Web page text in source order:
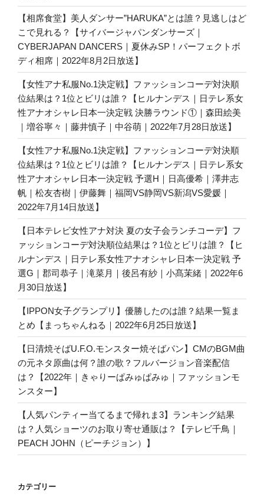
【相席食堂】美人ダンサー”HARUKA”とは誰？見逃しはど
こで見れる？【サイバージャパンダンサーズ｜
CYBERJAPAN DANCERS｜夏休みSP！パーフェクトボ
ディ相席｜2022年8月2日放送】
【女性アナ私服No.1決定戦】ファッションコーデ対決順
位結果は？1位とビリは誰？【ヒルナンデス｜日テレ系女
性アナオシャレ日本一決定戦 決勝ラウンド①｜森田絵美
｜増谷寧々｜藤井慎子｜中谷萌｜2022年7月28日放送】
【女性アナ私服No.1決定戦】ファッションコーデ対決順
位結果は？1位とビリは誰？【ヒルナンデス｜日テレ系女
性アナオシャレ日本一決定戦 予選H｜日高優希｜澤井志
帆｜松友杏樹｜伊藤舞｜福岡VS静岡VS新潟VS愛媛｜
2022年7月14日放送】
【日本テレビ女性アナ対決 夏の女子会ランチコーデ】フ
ァッションコーデ対決順位結果は？1位とビリは誰？【ヒ
ルナンデス｜日テレ系女性アナオシャレ日本一決定戦 予
選G｜郡司恭子｜滝菜月｜後呂有紗｜小髙茉緒｜2022年6
月30日放送】
【IPPON女子グランプリ】優勝したのは誰？結果一覧ま
とめ【まっちゃんねる｜2022年6月25日放送】
【日清焼そばU.F.O.モンスター焼そばパン】CMのBGM曲
の元ネタ原曲は何？誰の歌？フルバージョン音楽配信
は？【2022年｜きゃりーぱみゅぱみゅ｜ファッションモ
ンスター】
【人気パンティー当てるまで帰れま3】ランキング結果
は？人気ショーツのお取り寄せ通販は？【テレビ千鳥｜
PEACH JOHN（ピーチジョン）】
カテゴリー